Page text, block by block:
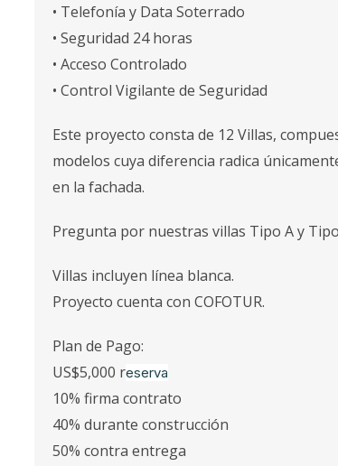
• Telefonía y Data Soterrado
• Seguridad 24 horas
• Acceso Controlado
• Control Vigilante de Seguridad
Este proyecto consta de 12 Villas,
modelos cuya diferencia radica
en la fachada.
Pregunta por nuestras villas Tipo A y
Villas incluyen línea blanca.
Proyecto cuenta con COFOTUR.
Plan de Pago:
US$5,000 reserva
10% firma contrato
40% durante construcción
50% contra entrega